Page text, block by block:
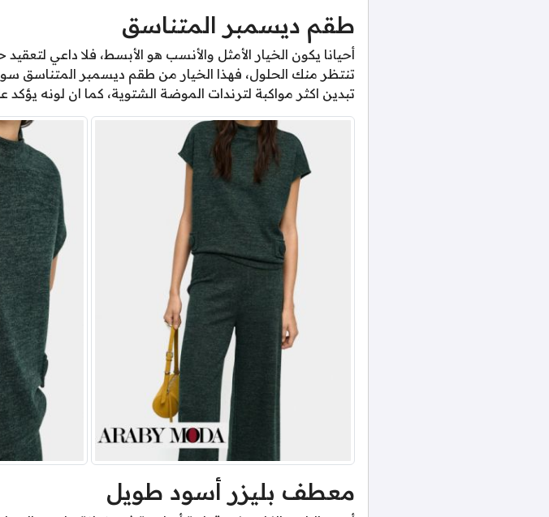
طقم ديسمبر المتناسق
أحيانا يكون الخيار الأمثل والأنسب هو الأبسط، فلا داعي
تنتظر منك الحلول، فهذا الخيار من طقم ديسمبر المتناسق
تبدين اكثر مواكبة لترندات الموضة الشتوية، كما ان لونه يؤكد
معطف بليزر أسود طويل